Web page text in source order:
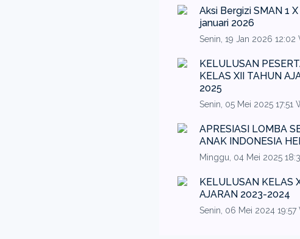
Aksi Bergizi SMAN 1
januari 2026
Senin, 19 Jan 2026 12:02
KELULUSAN
KELAS XII TAHUN
2025
Senin, 05 Mei 2025 17:51
APRESIASI LOMBA
ANAK INDONESIA
Minggu, 04 Mei 2025
KELULUSAN KELAS
AJARAN 2023-2024
Senin, 06 Mei 2024 19:57